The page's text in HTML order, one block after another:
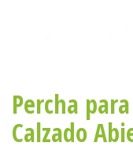
Percha
Calzado